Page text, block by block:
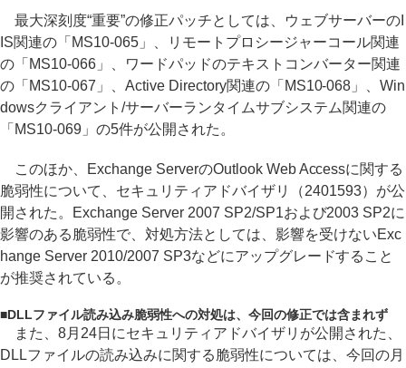
最大深刻度“重要”の修正パッチとしては、ウェブサーバーのI
IS関連の「MS10-065」、リモートプロシージャーコール関連
の「MS10-066」、ワードパッドのテキストコンバーター関連
の「MS10-067」、Active Directory関連の「MS10-068」、Win
dowsクライアント/サーバーランタイムサブシステム関連の
「MS10-069」の5件が公開された。
このほか、Exchange ServerのOutlook Web Accessに関する
脆弱性について、セキュリティアドバイザリ（2401593）が公
開された。Exchange Server 2007 SP2/SP1および2003 SP2に
影響のある脆弱性で、対処方法としては、影響を受けないExc
hange Server 2010/2007 SP3などにアップグレードすること
が推奨されている。
■DLLファイル読み込み脆弱性への対処は、今回の修正では含まれず
また、8月24日にセキュリティアドバイザリが公開された、
DLLファイルの読み込みに関する脆弱性については、今回の月